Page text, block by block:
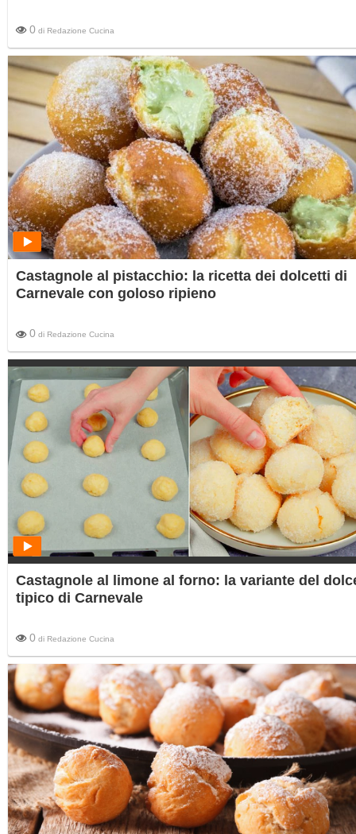
0 di Redazione Cucina
Castagnole al pistacchio: la ricetta dei dolcetti di
Carnevale con goloso ripieno
0 di Redazione Cucina
Castagnole al limone al forno: la variante del
tipico di Carnevale
0 di Redazione Cucina